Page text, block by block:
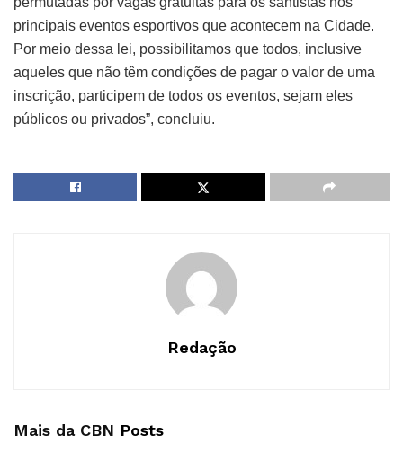
principais eventos esportivos que acontecem na Cidade.
Por meio dessa lei, possibilitamos que todos, inclusive
aqueles que não têm condições de pagar o valor de uma
inscrição, participem de todos os eventos, sejam eles
públicos ou privados”, concluiu.
Redação
Mais da CBN Posts